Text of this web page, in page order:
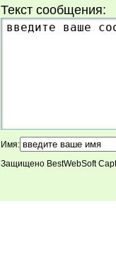
Текст сообщения:
Имя:
Защищено BestWebSoft